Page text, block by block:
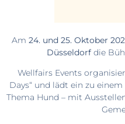
Am 24. und 25. Oktober
Düsseldorfdie
Wellfairs Events
Days“ und lädt ein zu
Thema Hund – mit